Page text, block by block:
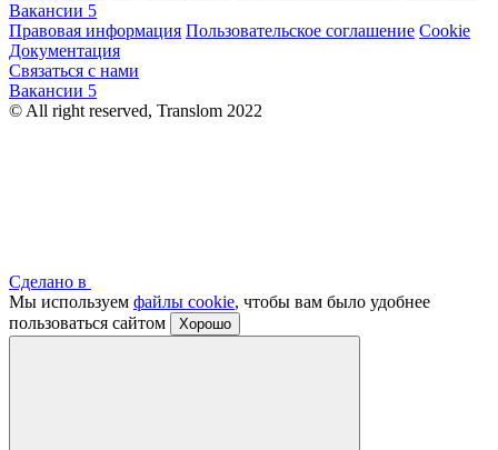
Вакансии 5
Правовая информация Пользовательское соглашение Cookie
Документация
Связаться с нами
Вакансии 5
© All right reserved, Translom 2022
Сделано в
Мы используем файлы cookie, чтобы вам было удобнее
пользоваться сайтом
Хорошо